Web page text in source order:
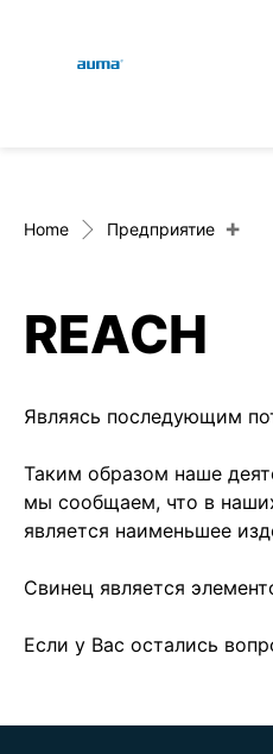
Европа
Азия и
Северная
Home Предприятие +
REACH
Являясь последующим
Таким образом наше
мы сообщаем, что в
является наименьшее
Свинец является
Если у Вас остались